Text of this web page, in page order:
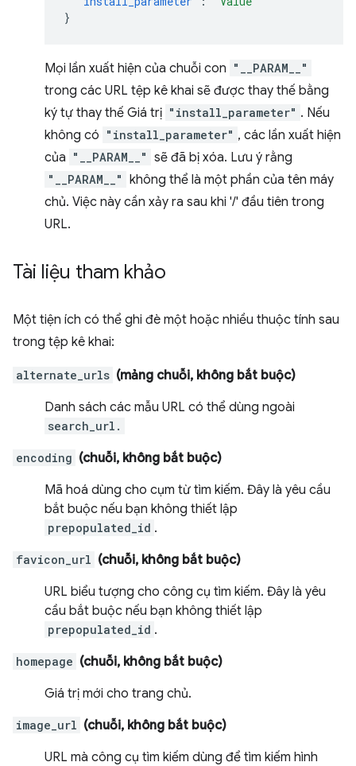
}
Mọi lần xuất hiện của chuỗi con "__PARAM__"
trong các URL tệp kê khai sẽ được thay thế bằng
ký tự thay thế Giá trị "install_parameter" . Nếu
không có "install_parameter" , các lần xuất hiện
của "__PARAM__" sẽ đã bị xóa. Lưu ý rằng
"__PARAM__" không thể là một phần của tên máy
chủ. Việc này cần xảy ra sau khi '/' đầu tiên trong
URL.
Tài liệu tham khảo
Một tiện ích có thể ghi đè một hoặc nhiều thuộc tính sau
trong tệp kê khai:
alternate_urls (mảng chuỗi, không bắt buộc)
Danh sách các mẫu URL có thể dùng ngoài
search_url.
encoding (chuỗi, không bắt buộc)
Mã hoá dùng cho cụm từ tìm kiếm. Đây là yêu cầu
bắt buộc nếu bạn không thiết lập
prepopulated_id .
favicon_url (chuỗi, không bắt buộc)
URL biểu tượng cho công cụ tìm kiếm. Đây là yêu
cầu bắt buộc nếu bạn không thiết lập
prepopulated_id .
homepage (chuỗi, không bắt buộc)
Giá trị mới cho trang chủ.
image_url (chuỗi, không bắt buộc)
URL mà công cụ tìm kiếm dùng để tìm kiếm hình